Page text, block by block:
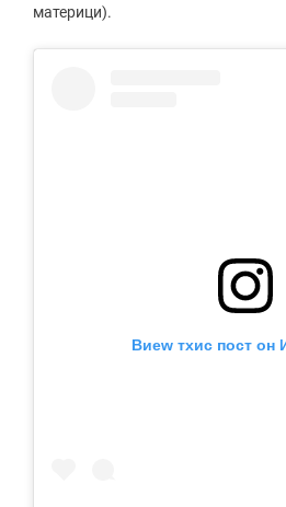
материци).
Виеw тхис пост он